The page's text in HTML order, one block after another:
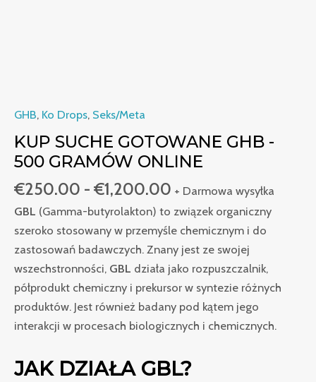
GHB, Ko Drops, Seks/Meta
KUP SUCHE GOTOWANE GHB -
500 GRAMÓW ONLINE
€250.00 - €1,200.00 + Darmowa wysyłka
GBL (Gamma-butyrolakton) to związek organiczny
szeroko stosowany w przemyśle chemicznym i do
zastosowań badawczych. Znany jest ze swojej
wszechstronności, GBL działa jako rozpuszczalnik,
półprodukt chemiczny i prekursor w syntezie różnych
produktów. Jest również badany pod kątem jego
interakcji w procesach biologicznych i chemicznych.
JAK DZIAŁA GBL?